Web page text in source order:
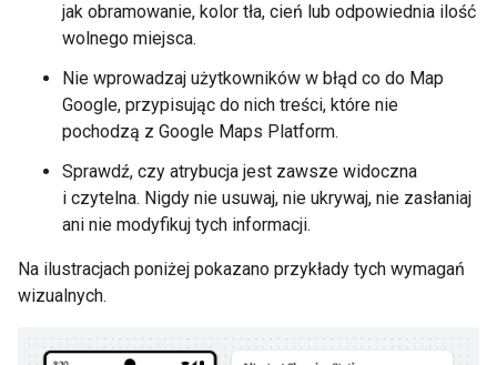
jak obramowanie, kolor tła, cień lub odpowiednia ilość
wolnego miejsca.
Nie wprowadzaj użytkowników w błąd co do Map
Google, przypisując do nich treści, które nie
pochodzą z Google Maps Platform.
Sprawdź, czy atrybucja jest zawsze widoczna
i czytelna. Nigdy nie usuwaj, nie ukrywaj, nie zasłaniaj
ani nie modyfikuj tych informacji.
Na ilustracjach poniżej pokazano przykłady tych wymagań
wizualnych.